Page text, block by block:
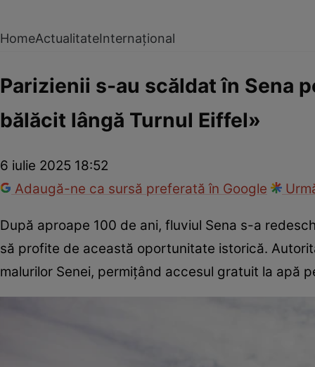
HomeActualitateInternațional
Parizienii s-au scăldat în Sena
bălăcit lângă Turnul Eiffel»
6 iulie 2025 18:52
Adaugă-ne ca sursă preferată în Google
După aproape 100 de ani, fluviul Sena s-a
să profite de această oportunitate istorică.
malurilor Senei, permiţând accesul gratuit la apă